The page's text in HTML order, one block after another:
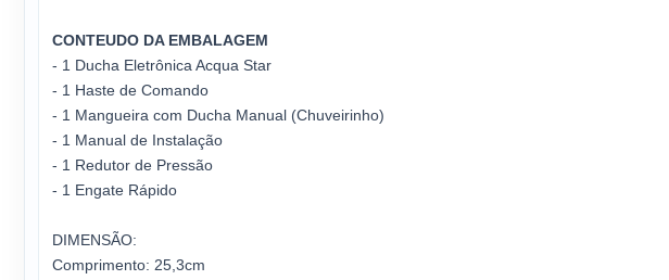
CONTEUDO DA EMBALAGEM
- 1 Ducha Eletrônica Acqua Star
- 1 Haste de Comando
- 1 Mangueira com Ducha Manual (Chuveirinho)
- 1 Manual de Instalação
- 1 Redutor de Pressão
- 1 Engate Rápido
DIMENSÃO:
Comprimento: 25,3cm